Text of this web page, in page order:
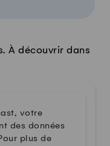
À découvrir dans
votre
des données
plus de